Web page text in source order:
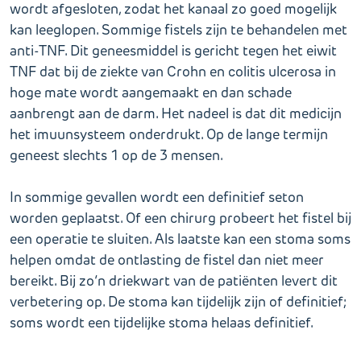
wordt afgesloten, zodat het kanaal zo goed mogelijk
kan leeglopen. Sommige fistels zijn te behandelen met
anti-TNF. Dit geneesmiddel is gericht tegen het eiwit
TNF dat bij de ziekte van Crohn en colitis ulcerosa in
hoge mate wordt aangemaakt en dan schade
aanbrengt aan de darm. Het nadeel is dat dit medicijn
het imuunsysteem onderdrukt. Op de lange termijn
geneest slechts 1 op de 3 mensen.
In sommige gevallen wordt een definitief seton
worden geplaatst. Of een chirurg probeert het fistel bij
een operatie te sluiten. Als laatste kan een stoma soms
helpen omdat de ontlasting de fistel dan niet meer
bereikt. Bij zo’n driekwart van de patiënten levert dit
verbetering op. De stoma kan tijdelijk zijn of definitief;
soms wordt een tijdelijke stoma helaas definitief.